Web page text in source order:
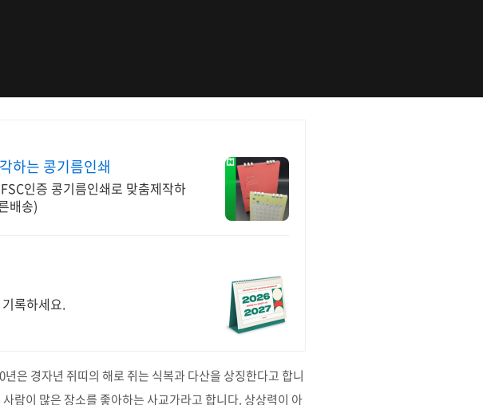
하는 콩기름인쇄
인증 콩기름인쇄로 맞춤제작하
배송)
록하세요.
은 경자년 쥐띠의 해로 쥐는 식복과 다산을 상징한다고 합니
람이 많은 장소를 좋아하는 사교가라고 합니다. 상상력이 아